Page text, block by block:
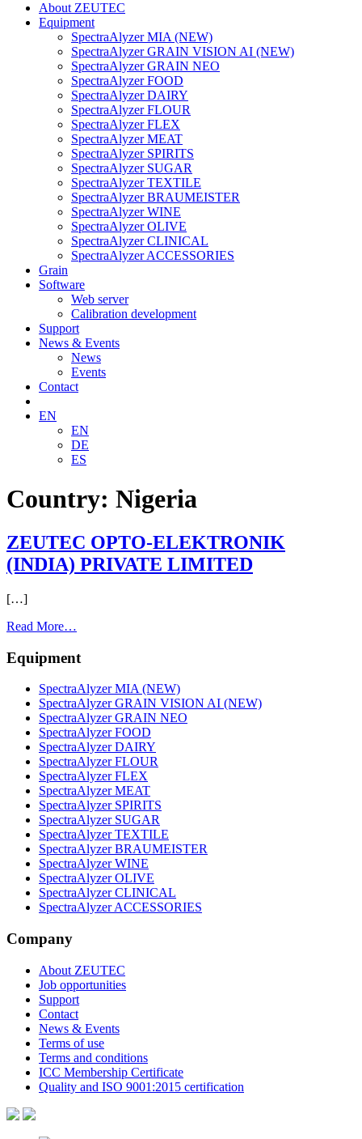
About ZEUTEC
Equipment
SpectraAlyzer MIA (NEW)
SpectraAlyzer GRAIN VISION AI (NEW)
SpectraAlyzer GRAIN NEO
SpectraAlyzer FOOD
SpectraAlyzer DAIRY
SpectraAlyzer FLOUR
SpectraAlyzer FLEX
SpectraAlyzer MEAT
SpectraAlyzer SPIRITS
SpectraAlyzer SUGAR
SpectraAlyzer TEXTILE
SpectraAlyzer BRAUMEISTER
SpectraAlyzer WINE
SpectraAlyzer OLIVE
SpectraAlyzer CLINICAL
SpectraAlyzer ACCESSORIES
Grain
Software
Web server
Calibration development
Support
News & Events
News
Events
Contact
EN
EN
DE
ES
Country: Nigeria
ZEUTEC OPTO-ELEKTRONIK
(INDIA) PRIVATE LIMITED
[…]
Read More…
OPTO-
(INDIA)
PRIVATE
LIMITED
Equipment
SpectraAlyzer MIA (NEW)
SpectraAlyzer GRAIN VISION AI (NEW)
SpectraAlyzer GRAIN NEO
SpectraAlyzer FOOD
SpectraAlyzer DAIRY
SpectraAlyzer FLOUR
SpectraAlyzer FLEX
SpectraAlyzer MEAT
SpectraAlyzer SPIRITS
SpectraAlyzer SUGAR
SpectraAlyzer TEXTILE
SpectraAlyzer BRAUMEISTER
SpectraAlyzer WINE
SpectraAlyzer OLIVE
SpectraAlyzer CLINICAL
SpectraAlyzer ACCESSORIES
Company
About ZEUTEC
Job opportunities
Support
Contact
News & Events
Terms of use
Terms and conditions
ICC Membership Certificate
Quality and ISO 9001:2015 certification